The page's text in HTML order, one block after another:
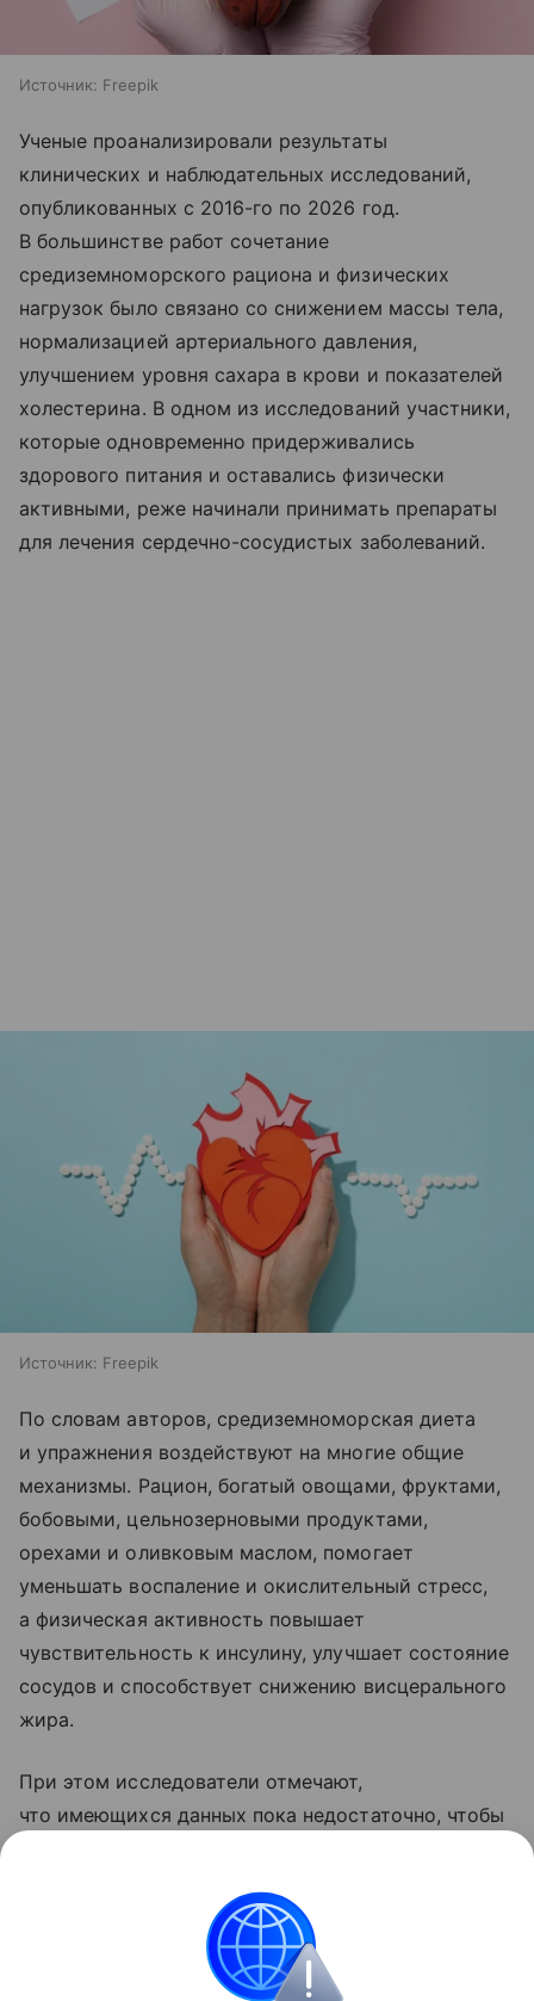
Источник: Freepik
Ученые проанализировали результаты
клинических и наблюдательных исследований,
опубликованных с 2016-го по 2026 год.
В большинстве работ сочетание
средиземноморского рациона и физических
нагрузок было связано со снижением массы тела,
нормализацией артериального давления,
улучшением уровня сахара в крови и показателей
холестерина. В одном из исследований участники,
которые одновременно придерживались
здорового питания и оставались физически
активными, реже начинали принимать препараты
для лечения сердечно-сосудистых заболеваний.
Источник: Freepik
По словам авторов, средиземноморская диета
и упражнения воздействуют на многие общие
механизмы. Рацион, богатый овощами, фруктами,
бобовыми, цельнозерновыми продуктами,
орехами и оливковым маслом, помогает
уменьшать воспаление и окислительный стресс,
а физическая активность повышает
чувствительность к инсулину, улучшает состояние
сосудов и способствует снижению висцерального
жира.
При этом исследователи отмечают,
что имеющихся данных пока недостаточно, чтобы
чем каждый из этих методов по отдельности.